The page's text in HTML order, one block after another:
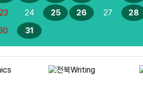
24 25 26 27 28
31